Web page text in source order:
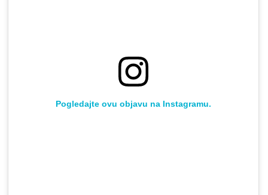
Pogledajte ovu objavu na Instagramu.